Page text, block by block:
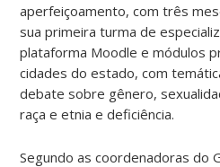
aperfeiçoamento, com três
sua primeira turma de
plataforma Moodle e módulos
cidades do estado, com
debate sobre gênero,
raça e etnia e deficiência.
Segundo as coordenadoras do